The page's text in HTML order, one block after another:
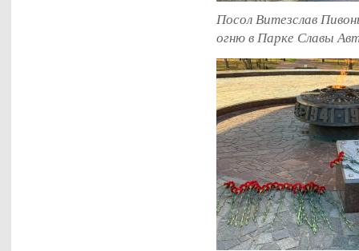
Посол Витезслав
огню в Парке Славы